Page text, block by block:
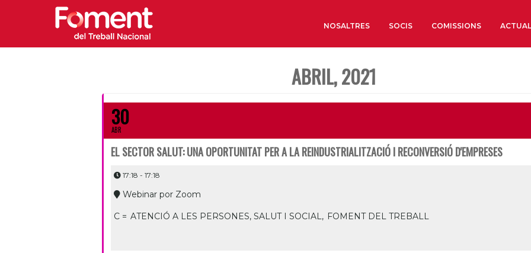
NOSALTRES
Institut d’Estudis
SOCIS COMISSIONS
ABRIL, 2021
30
ABR
EL SECTOR SALUT: UNA OPORTUNITAT PER A LA REINDUSTRIALITZACIÓ I RECONVERSIÓ D'EMPRESES
17:18 - 17:18
Webinar por Zoom
C = ATENCIÓ A LES PERSONES, SALUT I SOCIAL, FOMENT DEL TREBALL